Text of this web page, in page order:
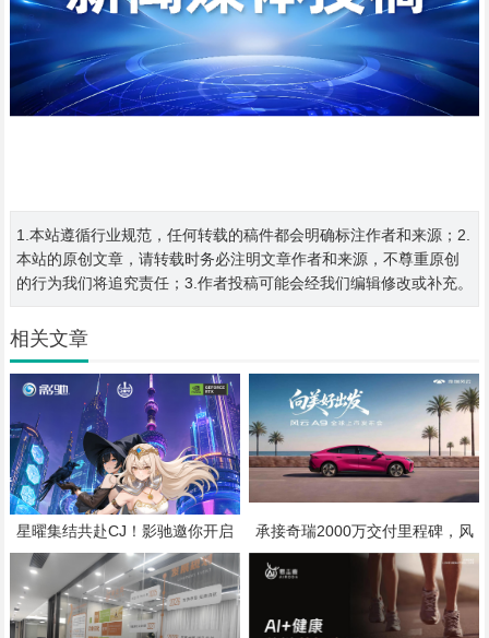
1.本站遵循行业规范，任何转载的稿件都会明确标注作者和来源；2.
本站的原创文章，请转载时务必注明文章作者和来源，不尊重原创
的行为我们将追究责任；3.作者投稿可能会经我们编辑修改或补充。
相关文章
星曜集结共赴CJ！影驰邀你开启
次元与科技的双重冒险
承接奇瑞2000万交付里程碑，风
云A9将于7月25日全球上市